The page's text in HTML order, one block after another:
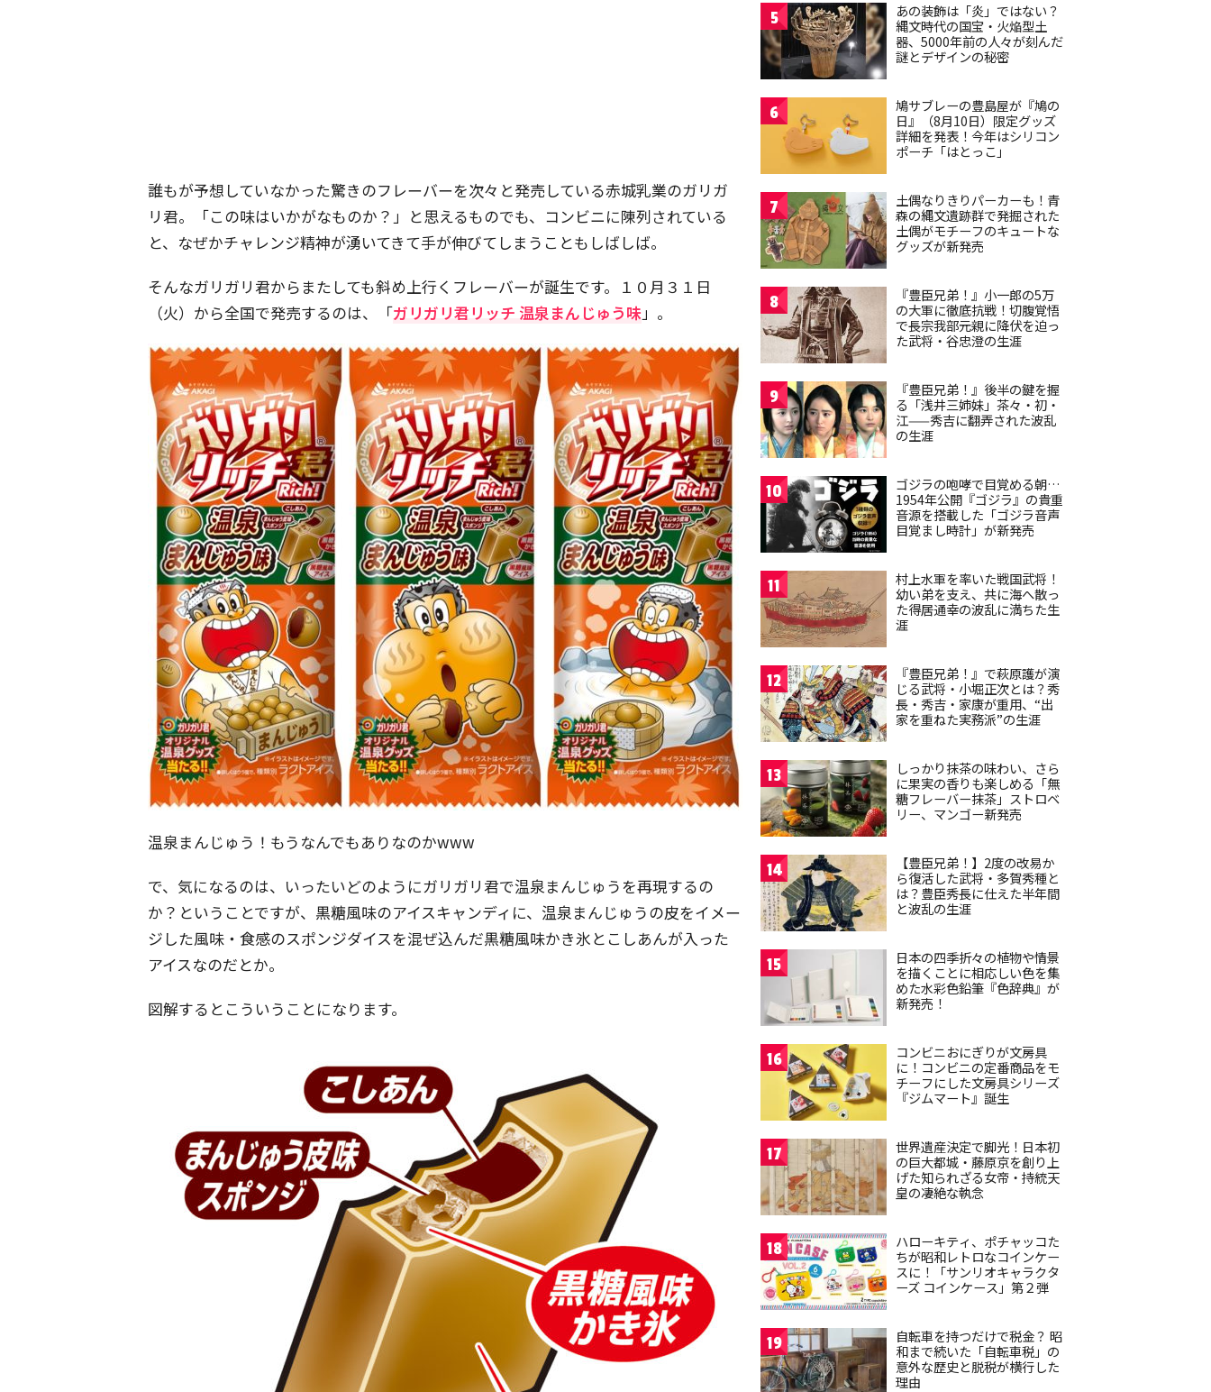
誰もが予想していなかった驚きのフレーバーを次々と発売している赤城乳業のガリガ
リ君。「この味はいかがなものか？」と思えるものでも、コンビニに陳列されている
と、なぜかチャレンジ精神が湧いてきて手が伸びてしまうこともしばしば。
そんなガリガリ君からまたしても斜め上行くフレーバーが誕生です。１０月３１日
（火）から全国で発売するのは、「ガリガリ君リッチ 温泉まんじゅう味」。
温泉まんじゅう！もうなんでもありなのかwww
で、気になるのは、いったいどのようにガリガリ君で温泉まんじゅうを再現するの
か？ということですが、黒糖風味のアイスキャンディに、温泉まんじゅうの皮をイメー
ジした風味・食感のスポンジダイスを混ぜ込んだ黒糖風味かき氷とこしあんが入った
アイスなのだとか。
図解するとこういうことになります。
5
あの装飾は「炎」ではない？
縄文時代の国宝・火焔型土
器、5000年前の人々が刻んだ
謎とデザインの秘密
6
鳩サブレーの豊島屋が『鳩の
日』（8月10日）限定グッズ
詳細を発表！今年はシリコン
ポーチ「はとっこ」
7
土偶なりきりパーカーも！青
森の縄文遺跡群で発掘された
土偶がモチーフのキュートな
グッズが新発売
8
『豊臣兄弟！』小一郎の5万
の大軍に徹底抗戦！切腹覚悟
で長宗我部元親に降伏を迫っ
た武将・谷忠澄の生涯
9
『豊臣兄弟！』後半の鍵を握
る「浅井三姉妹」茶々・初・
江——秀吉に翻弄された波乱
の生涯
10
ゴジラの咆哮で目覚める朝…
1954年公開『ゴジラ』の貴重
音源を搭載した「ゴジラ音声
目覚まし時計」が新発売
11
村上水軍を率いた戦国武将！
幼い弟を支え、共に海へ散っ
た得居通幸の波乱に満ちた生
涯
12
『豊臣兄弟！』で萩原護が演
じる武将・小堀正次とは？秀
長・秀吉・家康が重用、“出
家を重ねた実務派”の生涯
13
しっかり抹茶の味わい、さら
に果実の香りも楽しめる「無
糖フレーバー抹茶」ストロベ
リー、マンゴー新発売
14
【豊臣兄弟！】2度の改易か
ら復活した武将・多賀秀種と
は？豊臣秀長に仕えた半年間
と波乱の生涯
15
日本の四季折々の植物や情景
を描くことに相応しい色を集
めた水彩色鉛筆『色辞典』が
新発売！
16
コンビニおにぎりが文房具
に！コンビニの定番商品をモ
チーフにした文房具シリーズ
『ジムマート』誕生
17
世界遺産決定で脚光！日本初
の巨大都城・藤原京を創り上
げた知られざる女帝・持統天
皇の凄絶な執念
18
ハローキティ、ポチャッコた
ちが昭和レトロなコインケー
スに！「サンリオキャラクタ
ーズ コインケース」第２弾
19
自転車を持つだけで税金？ 昭
和まで続いた「自転車税」の
意外な歴史と脱税が横行した
理由